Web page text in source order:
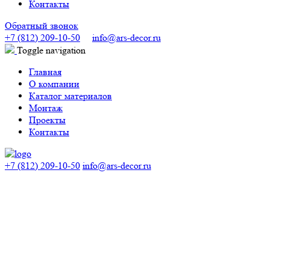
Контакты
Обратный звонок
+7 (812) 209-10-50
info@ars-decor.ru
Toggle navigation
Главная
О компании
Каталог материалов
Монтаж
Проекты
Контакты
+7 (812) 209-10-50 info@ars-decor.ru